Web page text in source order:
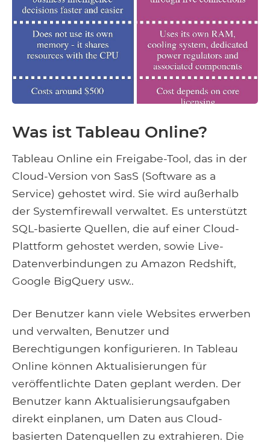
Was ist Tableau Online?
Tableau Online ein Freigabe-Tool, das in der
Cloud-Version von SasS (Software as a
Service) gehostet wird. Sie wird außerhalb
der Systemfirewall verwaltet. Es unterstützt
SQL-basierte Quellen, die auf einer Cloud-
Plattform gehostet werden, sowie Live-
Datenverbindungen zu Amazon Redshift,
Google BigQuery usw..
Der Benutzer kann viele Websites erwerben
und verwalten, Benutzer und
Berechtigungen konfigurieren. In Tableau
Online können Aktualisierungen für
veröffentlichte Daten geplant werden. Der
Benutzer kann Aktualisierungsaufgaben
direkt einplanen, um Daten aus Cloud-
basierten Datenquellen zu extrahieren. Die